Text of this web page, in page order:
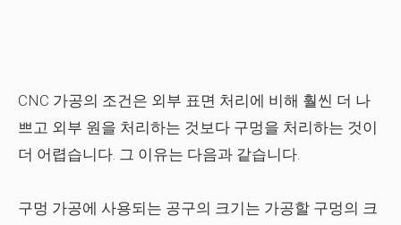
CNC 가공의 조건은 외부 표면 처리에 비해 훨씬 더 나
쁘고 외부 원을 처리하는 것보다 구멍을 처리하는 것이
더 어렵습니다. 그 이유는 다음과 같습니다.
구멍 가공에 사용되는 공구의 크기는 가공할 구멍의 크